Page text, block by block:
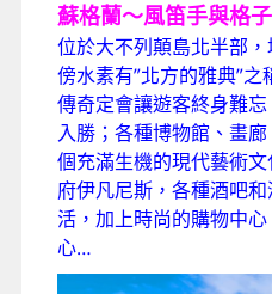
蘇格蘭～風笛手與格
位於大不列顛島北半部
傍水素有”北方的雅典”
傳奇定會讓遊客終身難
入勝；各種博物館、畫
個充滿生機的現代藝術
府伊凡尼斯，各種酒吧
活，加上時尚的購物中
心…